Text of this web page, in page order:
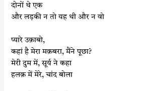
दोनों थे एक
और लड़की न तो यह थी और न वो
प्यारे उक़ाबो,
कहां है मेरा मक़बरा, मैंने पूछा?
मेरी दुम में, सूर्य ने कहा
हलक़ में मेरे, चांद बोला